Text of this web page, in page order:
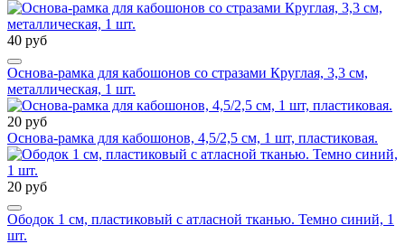
40 руб
Основа-рамка для кабошонов со стразами Круглая, 3,3 см,
металлическая, 1 шт.
20 руб
Основа-рамка для кабошонов, 4,5/2,5 см, 1 шт, пластиковая.
20 руб
Ободок 1 см, пластиковый с атласной тканью. Темно синий, 1
шт.